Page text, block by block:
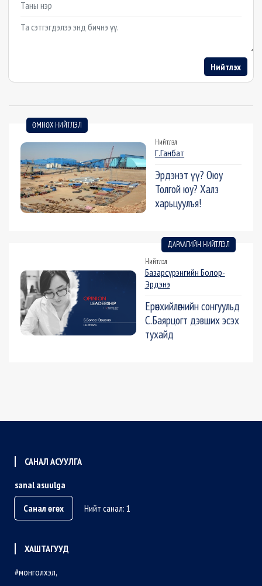
Example textarea
Нийтлэх
ӨМНӨХ НИЙТЛЭЛ
Нийтлэл
Г.Ганбат
Эрдэнэт үү? Оюу
Толгой юу? Халз
харьцуулъя!
ДАРААГИЙН НИЙТЛЭЛ
Нийтлэл
Базарсүрэнгийн Болор-
Эрдэнэ
Ерөнхийлөгчийн сонгуульд
С.Баярцогт дэвших эсэх
тухайд
САНАЛ АСУУЛГА
sanal asuulga
Санал өгөх
Нийт санал: 1
ХАШТАГУУД
монголхэл